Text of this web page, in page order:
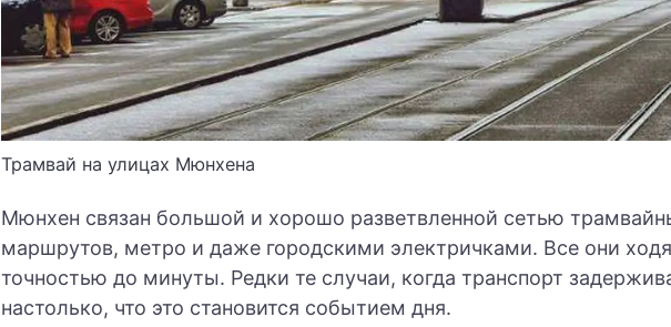
Трамвай на улицах Мюнхена
Мюнхен связан большой и хорошо разветвленной сетью
маршрутов, метро и даже городскими электричками. Все они
точностью до минуты. Редки те случаи, когда транспорт
настолько, что это становится событием дня.